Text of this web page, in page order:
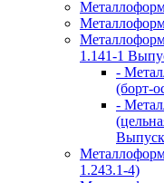
1.141-1
-
(борт-
-
1.243.1-4)